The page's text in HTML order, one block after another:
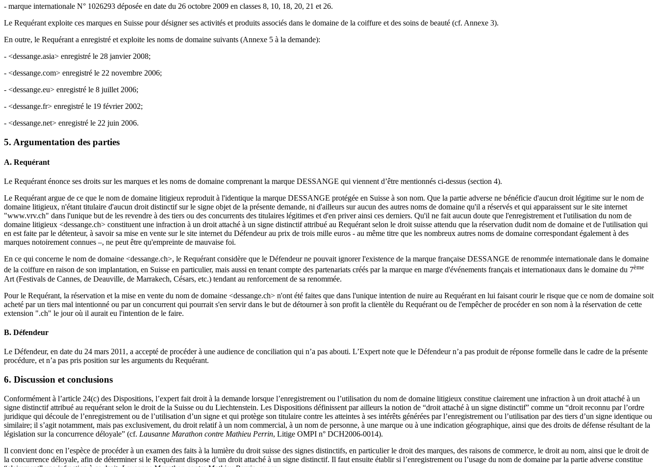
- marque internationale N° 1026293 déposée en date du 26 octobre 2009 en classes 8, 10, 18, 20, 21 et 26.
Le Requérant exploite ces marques en Suisse pour désigner ses activités et produits associés dans le domaine de la coiffure et des soins de beauté (cf. Annexe 3).
En outre, le Requérant a enregistré et exploite les noms de domaine suivants (Annexe 5 à la demande):
- <dessange.asia> enregistré le 28 janvier 2008;
- <dessange.com> enregistré le 22 novembre 2006;
- <dessange.eu> enregistré le 8 juillet 2006;
- <dessange.fr> enregistré le 19 février 2002;
- <dessange.net> enregistré le 22 juin 2006.
5. Argumentation des parties
A. Requérant
Le Requérant énonce ses droits sur les marques et les noms de domaine comprenant la marque DESSANGE qui viennent d’être mentionnés ci-dessus (section 4).
Le Requérant argue de ce que le nom de domaine litigieux reproduit à l'identique la marque DESSANGE protégée en Suisse à son nom. Que la partie adverse ne bénéficie d'aucun droit légitime sur le nom de
domaine litigieux, n'étant titulaire d'aucun droit distinctif sur le signe objet de la présente demande, ni d'ailleurs sur aucun des autres noms de domaine qu'il a réservés et qui apparaissent sur le site internet
"www.vrv.ch" dans l'unique but de les revendre à des tiers ou des concurrents des titulaires légitimes et d'en priver ainsi ces derniers. Qu'il ne fait aucun doute que l'enregistrement et l'utilisation du nom de
domaine litigieux <dessange.ch> constituent une infraction à un droit attaché à un signe distinctif attribué au Requérant selon le droit suisse attendu que la réservation dudit nom de domaine et de l'utilisation qui
en est faite par le détenteur, à savoir sa mise en vente sur le site internet du Défendeur au prix de trois mille euros - au même titre que les nombreux autres noms de domaine correspondant également à des
marques notoirement connues –, ne peut être qu'empreinte de mauvaise foi.
En ce qui concerne le nom de domaine <dessange.ch>, le Requérant considère que le Défendeur ne pouvait ignorer l'existence de la marque française DESSANGE de renommée internationale dans le domaine
de la coiffure en raison de son implantation, en Suisse en particulier, mais aussi en tenant compte des partenariats créés par la marque en marge d'événements français et internationaux dans le domaine du 7ème
Art (Festivals de Cannes, de Deauville, de Marrakech, Césars, etc.) tendant au renforcement de sa renommée.
Pour le Requérant, la réservation et la mise en vente du nom de domaine <dessange.ch> n'ont été faites que dans l'unique intention de nuire au Requérant en lui faisant courir le risque que ce nom de domaine soit
acheté par un tiers mal intentionné ou par un concurrent qui pourrait s'en servir dans le but de détourner à son profit la clientèle du Requérant ou de l'empêcher de procéder en son nom à la réservation de cette
extension ".ch" le jour où il aurait eu l'intention de le faire.
B. Défendeur
Le Défendeur, en date du 24 mars 2011, a accepté de procéder à une audience de conciliation qui n’a pas abouti. L’Expert note que le Défendeur n’a pas produit de réponse formelle dans le cadre de la présente
procédure, et n’a pas pris position sur les arguments du Requérant.
6. Discussion et conclusions
Conformément à l’article 24(c) des Dispositions, l’expert fait droit à la demande lorsque l’enregistrement ou l’utilisation du nom de domaine litigieux constitue clairement une infraction à un droit attaché à un
signe distinctif attribué au requérant selon le droit de la Suisse ou du Liechtenstein. Les Dispositions définissent par ailleurs la notion de “droit attaché à un signe distinctif” comme un “droit reconnu par l’ordre
juridique qui découle de l’enregistrement ou de l’utilisation d’un signe et qui protège son titulaire contre les atteintes à ses intérêts générées par l’enregistrement ou l’utilisation par des tiers d’un signe identique ou
similaire; il s’agit notamment, mais pas exclusivement, du droit relatif à un nom commercial, à un nom de personne, à une marque ou à une indication géographique, ainsi que des droits de défense résultant de la
législation sur la concurrence déloyale” (cf. Lausanne Marathon contre Mathieu Perrin, Litige OMPI n° DCH2006-0014).
Il convient donc en l’espèce de procéder à un examen des faits à la lumière du droit suisse des signes distinctifs, en particulier le droit des marques, des raisons de commerce, le droit au nom, ainsi que le droit de
la concurrence déloyale, afin de déterminer si le Requérant dispose d’un droit attaché à un signe distinctif. Il faut ensuite établir si l’enregistrement ou l’usage du nom de domaine par la partie adverse constitue